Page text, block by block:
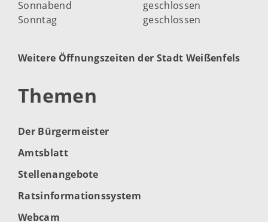
Sonnabend
geschlossen
Sonntag
geschlossen
Weitere Öffnungszeiten der Stadt Weißenfels
Themen
Der Bürgermeister
Amtsblatt
Stellenangebote
Ratsinformationssystem
Webcam